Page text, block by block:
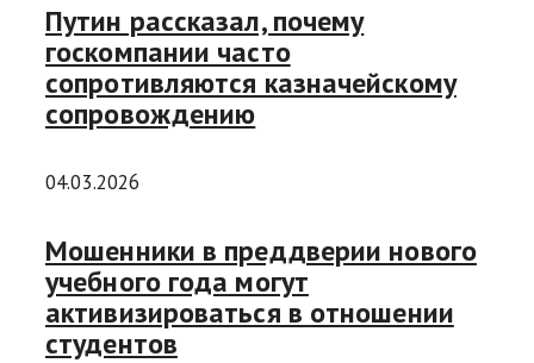
Путин рассказал, почему
госкомпании часто
сопротивляются казначейскому
сопровождению
04.03.2026
Мошенники в преддверии нового
учебного года могут
активизироваться в отношении
студентов